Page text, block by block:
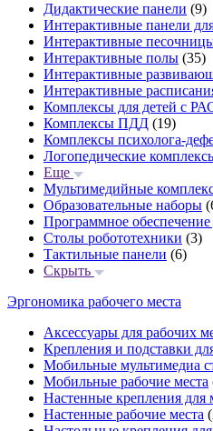
Дидактические панели (9)
Интерактивные панели
Интерактивные
Интерактивные полы (35)
Интерактивные
Интерактивные
Комплексы для детей с
Комплексы ПДД (19)
Комплексы психолога-
Логопедические
Еще
Мультимедийные
Образовательные наборы
Программное обеспечение
Столы робототехники (3)
Тактильные панели (6)
Скрыть
Эргономика рабочего места
Аксессуары для рабочих
Крепления и подставки
Мобильные мультимедиа
Мобильные рабочие места
Настенные крепления для
Настенные рабочие места